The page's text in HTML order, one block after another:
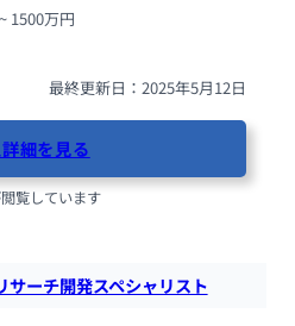
1500万円
最終更新日：2025年5月12日
細を見る
覧しています
サーチ開発スペシャリスト